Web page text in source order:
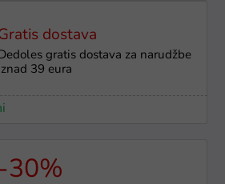
dostava
Dedoles gratis dostava za narudžbe
39 eura
-30%